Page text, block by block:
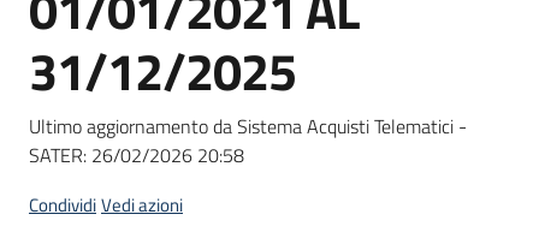
English
site
31/12/2025
Ultimo aggiornamento da Sistema Acquisti Telematici -
SATER: 26/02/2026 20:58
CondividiVedi azioni